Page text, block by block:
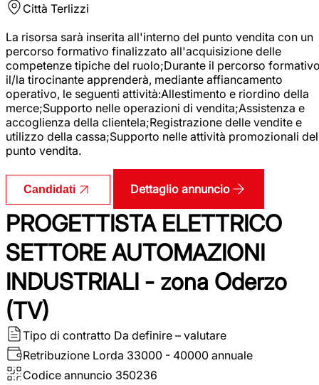
Città Terlizzi
La risorsa sarà inserita all'interno del punto vendita con un
percorso formativo finalizzato all'acquisizione delle
competenze tipiche del ruolo;Durante il percorso
il/la tirocinante apprenderà, mediante affiancamento
operativo, le seguenti attività:Allestimento e riordino della
merce;Supporto nelle operazioni di vendita;Assistenza e
accoglienza della clientela;Registrazione delle vendite e
utilizzo della cassa;Supporto nelle attività promozionali del
punto vendita.
Candidati Dettaglio annuncio
PROGETTISTA ELETTRICO
SETTORE AUTOMAZIONI
INDUSTRIALI - zona Oderzo
(TV)
Tipo di contratto Da definire – valutare
Retribuzione Lorda 33000 - 40000 annuale
Codice annuncio 350236